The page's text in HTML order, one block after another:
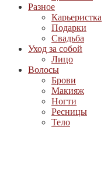
Разное
Карьеристка
Подарки
Свадьба
Уход за собой
Лицо
Волосы
Брови
Макияж
Ногти
Ресницы
Тело